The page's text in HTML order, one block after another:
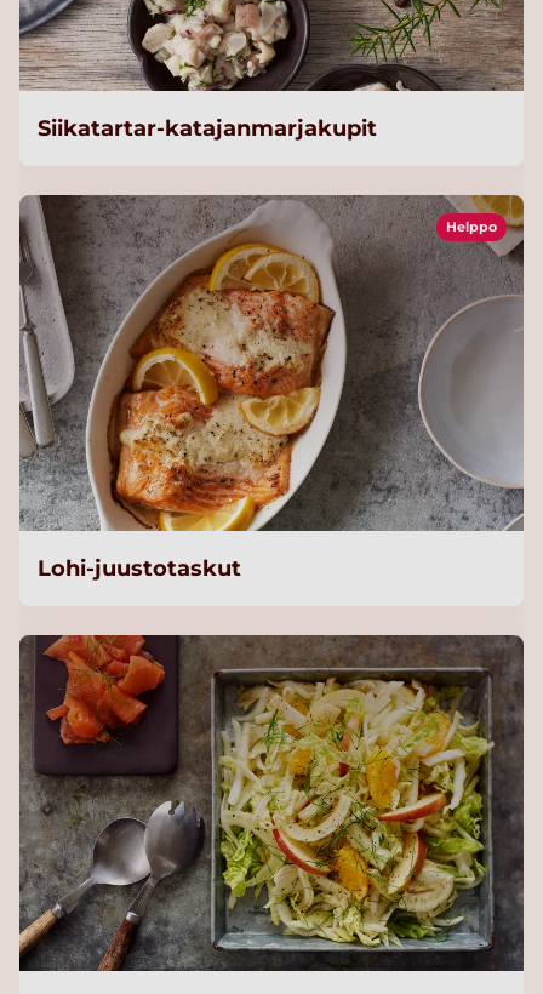
Siikatartar-katajanmarjakupit
Helppo
Lohi-juustotaskut